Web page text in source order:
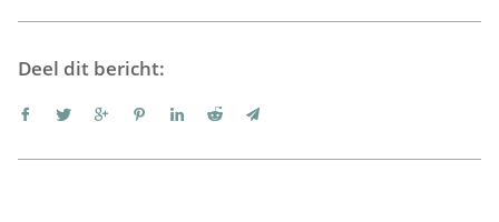
Deel dit bericht: